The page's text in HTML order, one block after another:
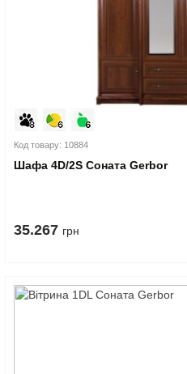
Код товару: 10884
Шафа 4D/2S Соната Gerbor
35.267 грн